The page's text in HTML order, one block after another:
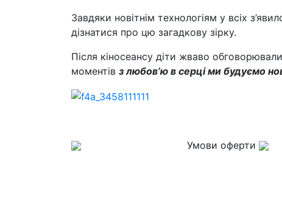
Завдяки новітнім технологіям у всіх
дізнатися про цю загадкову зірку.
Після кіносеансу діти жваво
моментів з любов’ю в серці ми будуємо
Умови оферти